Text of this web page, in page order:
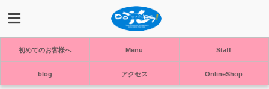
初めてのお客様へ Menu Staff
blog アクセス OnlineShop